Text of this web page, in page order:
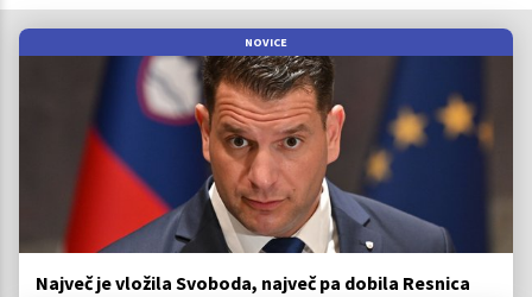
NOVICE
Največ je vložila Svoboda, največ pa dobila Resnica